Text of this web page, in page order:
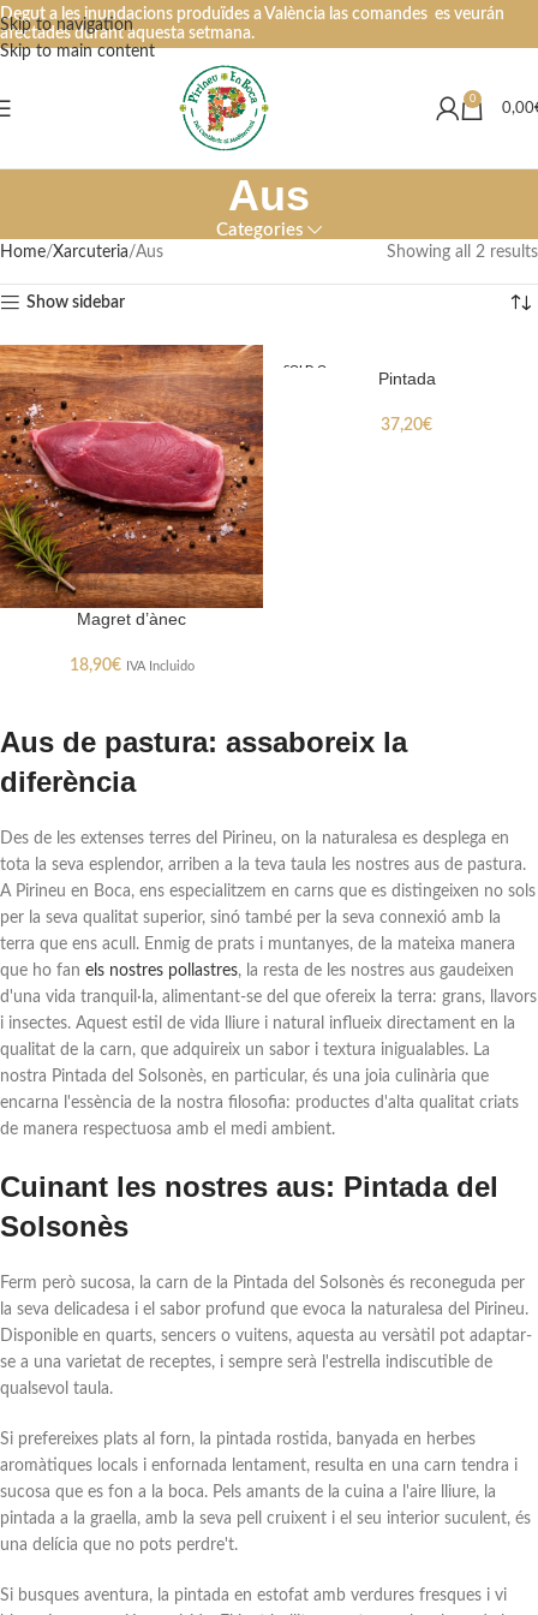
Skip to navigation
Skip to main content
Degut a les inundacions produïdes a València las comandes es veurán
afectades durant aquesta setmana.
0
0,00
Aus
Categories
Home Xarcuteria Aus Showing all 2 results
Show sidebar
Magret d’ànec
18,90€ IVA Incluido
SOLD O
Pintada
37,20€
Aus de pastura: assaboreix la
diferència
Des de les extenses terres del Pirineu, on la naturalesa es desplega en
tota la seva esplendor, arriben a la teva taula les nostres aus de pastura.
A Pirineu en Boca, ens especialitzem en carns que es distingeixen no sols
per la seva qualitat superior, sinó també per la seva connexió amb la
terra que ens acull. Enmig de prats i muntanyes, de la mateixa manera
que ho fan els nostres pollastres, la resta de les nostres aus gaudeixen
d'una vida tranquil·la, alimentant-se del que ofereix la terra: grans, llavors
i insectes. Aquest estil de vida lliure i natural influeix directament en la
qualitat de la carn, que adquireix un sabor i textura inigualables. La
nostra Pintada del Solsonès, en particular, és una joia culinària que
encarna l'essència de la nostra filosofia: productes d'alta qualitat criats
de manera respectuosa amb el medi ambient.
Cuinant les nostres aus: Pintada del
Solsonès
Ferm però sucosa, la carn de la Pintada del Solsonès és reconeguda per
la seva delicadesa i el sabor profund que evoca la naturalesa del Pirineu.
Disponible en quarts, sencers o vuitens, aquesta au versàtil pot adaptar-
se a una varietat de receptes, i sempre serà l'estrella indiscutible de
qualsevol taula.
Si prefereixes plats al forn, la pintada rostida, banyada en herbes
aromàtiques locals i enfornada lentament, resulta en una carn tendra i
sucosa que es fon a la boca. Pels amants de la cuina a l'aire lliure, la
pintada a la graella, amb la seva pell cruixent i el seu interior suculent, és
una delícia que no pots perdre't.
Si busques aventura, la pintada en estofat amb verdures fresques i vi